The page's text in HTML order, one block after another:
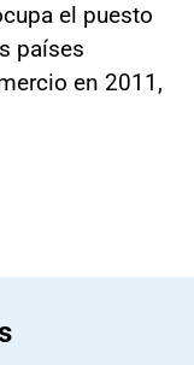
el puesto
países
en 2011,